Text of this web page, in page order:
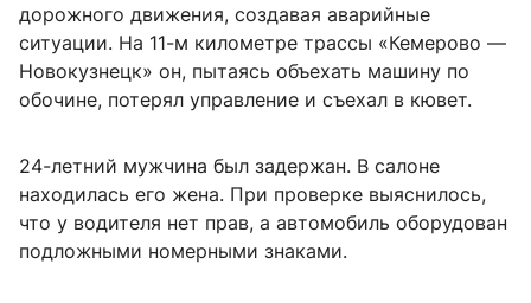
дорожного движения, создавая аварийные
ситуации. На 11-м километре трассы «Кемерово —
Новокузнецк» он, пытаясь объехать машину по
обочине, потерял управление и съехал в кювет.
24-летний мужчина был задержан. В салоне
находилась его жена. При проверке выяснилось,
что у водителя нет прав, а автомобиль оборудован
подложными номерными знаками.